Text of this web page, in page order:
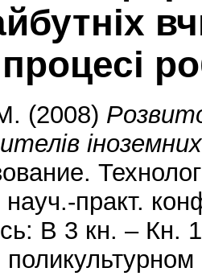
процесі
(2008)
практ.
В 3 кн. – Кн.